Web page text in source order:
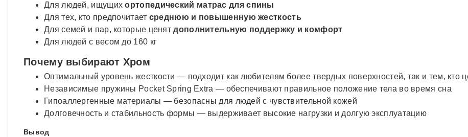
Для людей, ищущихортопедический матрас для спины
Для тех, кто предпочитает среднюю и повышенную жесткость
Для семей и пар, которые ценятдополнительную поддержку и комфорт
Для людей с весом до 160 кг
Почему выбирают Хром
Оптимальный уровень жесткости — подходит как любителям более твердых поверхностей, так и тем, кто
Независимые пружины Pocket Spring Extra — обеспечивают правильное положение тела во время сна
Гипоаллергенные материалы — безопасны для людей с чувствительной кожей
Долговечность и стабильность формы — выдерживает высокие нагрузки и долгую эксплуатацию
Вывод